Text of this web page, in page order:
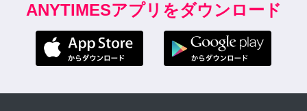
ANYTIMESアプリをダウンロード